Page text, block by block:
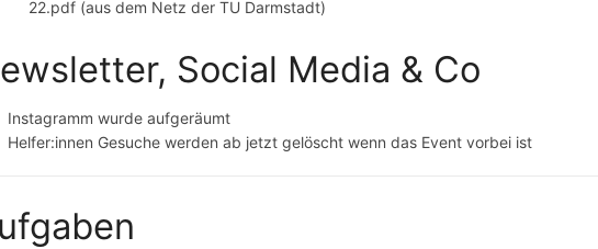
22.pdf (aus dem Netz der TU Darmstadt)
Social Media & Co
Instagramm wurde aufgeräumt
Helfer:innen Gesuche werden ab jetzt gelöscht wenn das Event vorbei ist